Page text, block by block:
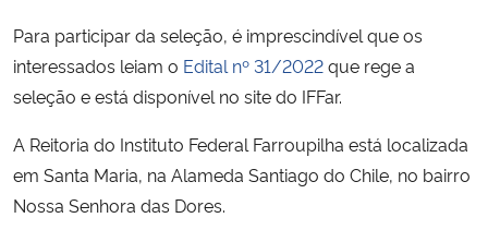
Para participar da seleção, é imprescindível que os
interessados leiam o Edital nº 31/2022que rege a
seleção e está disponível no site do IFFar.
A Reitoria do Instituto Federal Farroupilha está localizada
em Santa Maria, na Alameda Santiago do Chile, no bairro
Nossa Senhora das Dores.